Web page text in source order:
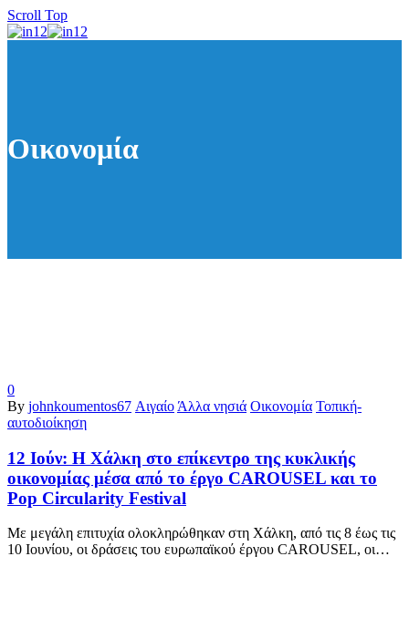
Scroll Top
Οικονομία
0
By johnkoumentos67 Αιγαίο Άλλα νησιά Οικονομία Τοπική-
αυτοδιοίκηση
12 Ιούν: Η Χάλκη στο επίκεντρο της κυκλικής
οικονομίας μέσα από το έργο CAROUSEL και το
Pop Circularity Festival
Με μεγάλη επιτυχία ολοκληρώθηκαν στη Χάλκη, από τις 8 έως τις
10 Ιουνίου, οι δράσεις του ευρωπαϊκού έργου CAROUSEL, οι…